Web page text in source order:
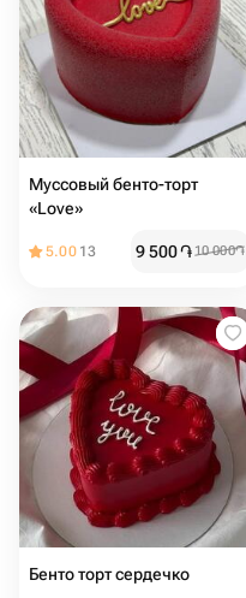
Муссовый бенто-торт
«Love»
5.00 13 9 500֏10 000֏
Бенто торт сердечко